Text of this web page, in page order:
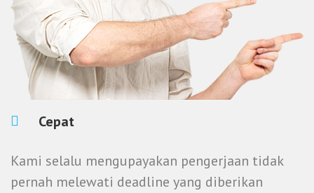
Cepat
Kami selalu mengupayakan pengerjaan tidak
pernah melewati deadline yang diberikan